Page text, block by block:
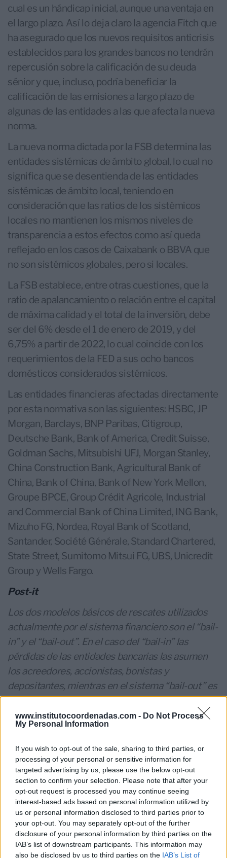
www.institutocoordenadas.com - Do Not Process
My Personal Information
If you wish to opt-out of the sale, sharing to third parties, or
processing of your personal or sensitive information for
targeted advertising by us, please use the below opt-out
section to confirm your selection. Please note that after your
opt-out request is processed you may continue seeing
interest-based ads based on personal information utilized by
us or personal information disclosed to third parties prior to
your opt-out. You may separately opt-out of the further
disclosure of your personal information by third parties on the
IAB’s list of downstream participants. This information may
also be disclosed by us to third parties on the IAB’s List of
cual es un hándicap inicial, aunque una ventaja en
el largo plazo. Así lo deja claro la agencia Fitch que
ha asegurado que los nuevos requisitos anticrisis
establecidos para los grandes bancos no tendrán
repercusión sobre la calificación de su deuda
sénior y que, incluso, podría beneficiar la
calificación de las emisiones a largo plazo de
algunas de las entidades a las que afecta la nueva
norma.
La nueva norma dictada por la FSB determina las
entidades sistémicas de ámbito global, lo cual no
significa que se desentienda de las entidades
sistémicas de ámbito local, teniendo en
consideración que las ratios de los sistémicos
locales no mantienen los mismos niveles de
transparencia a estos efectos como así queda
reflejado en los casos de Caixabank o BBVA que
no son sistémicos globales, pero si locales.
La FSB establece, entre otras cuestiones, que la
ratio de apalancamiento o relación entre el capital
de máxima calidad y el total de la inversión, debe
ser del 6% desde el 1 de enero de 2019, y del
6,75% a partir de 2022, lo cual coincide con los
requerimientos de la FED a sus ocho bancos
domésticos considerados sistémicos.
Las entidades financieras afectadas directamente
por esta normativa son las siguientes: HSBC, JP
Morgan, Barclays, BNP Paribas, Citigroup,
Deutsche Bank, Bank of America, Credit Suisse,
Goldman Sachs, Mitsubishi UFJ, Morgan Stanley,
China Construction Bank, Agricultural Bank of
China, Bank of China, Bank of New York Mellon,
Groupe BPCE, Group Crédit Agricole, Industrial
and Commercial Bank of China Limited, ING Bank,
Mizuho FG, Nordea, Royal Bank of Scotland,
Santander, Société Générale, Standard Chartered,
State Street, Sumitomo Mitsui FG, UBS, Unicredit
Group y Wells Fargo.
Post-it
Los dos modelos básicos de rescates utilizados
actualmente por el sistema financiero son el “bail-
in” y el “bail-out”. En el caso del “bail-in” las
pérdidas de las entidades bancarias las asumen
los acreedores, accionistas, bonistas y
depositantes, mientras en el sistema “bail-out” es
el estado, la ciudadanía en su conjunto con sus
impuestos quien asume el coste de la
recapitalización. En resumen, la recapitalización
interna se llama “bail-in”, en contraposición al
“bail-out” que supone una inyección de capital
externo, la mayoría de las veces de origen público.
Fuente: Tendencias del Dinero
ETIQUETAS
ANÁLISIS ECONOMÍA POLÍTICAS PÚBLICAS